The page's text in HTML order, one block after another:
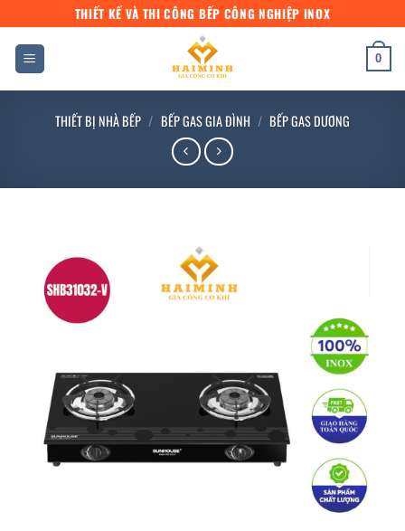
qua
dung
THIẾT KẾ VÀ THI CÔNG BẾP CÔNG NGHIỆP INOX
0
THIẾT BỊ NHÀ BẾP / BẾP GAS GIA ĐÌNH / BẾP GAS DƯƠNG